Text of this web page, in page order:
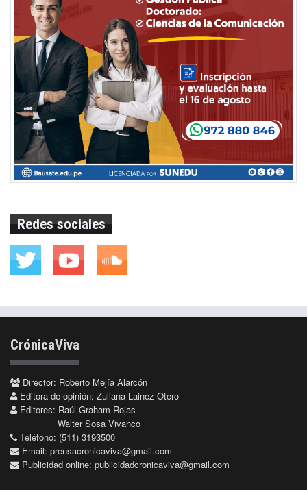
Redes sociales
CrónicaViva
Director: Roberto Mejía Alarcón
Editora de opinión: Zuliana Lainez Otero
Editores: Raúl Graham Rojas
Walter Sosa Vivanco
Teléfono: (511) 3193500
Email: prensacronicaviva@gmail.com
Publicidad online: publicidadcronicaviva@gmail.com